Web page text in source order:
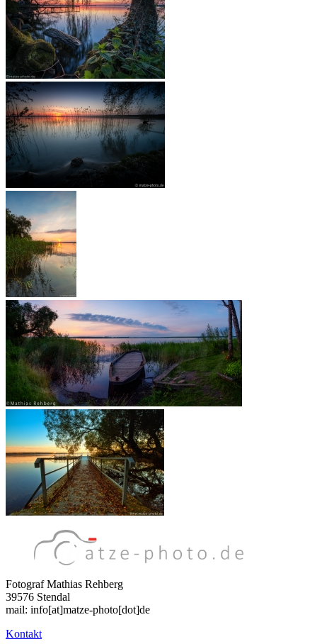
Fotograf Mathias Rehberg
39576 Stendal
mail: info[at]matze-photo[dot]de
Kontakt